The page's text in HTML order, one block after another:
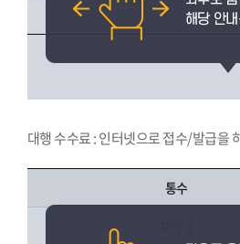
졸업
대행 수수료 : 인터넷으로 접수/발급을
통수